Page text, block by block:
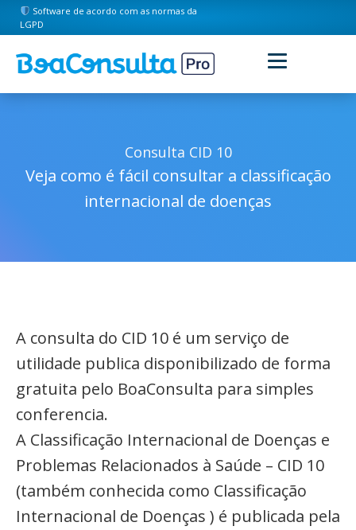
Software de acordo com as normas da
LGPD
Consulta CID 10
Veja como é fácil consultar a classificação
internacional de doenças
A consulta do CID 10 é um serviço de
utilidade publica disponibilizado de forma
gratuita pelo BoaConsulta para simples
conferencia.
A Classificação Internacional de Doenças e
Problemas Relacionados à Saúde – CID 10
(também conhecida como Classificação
Internacional de Doenças ) é publicada pela